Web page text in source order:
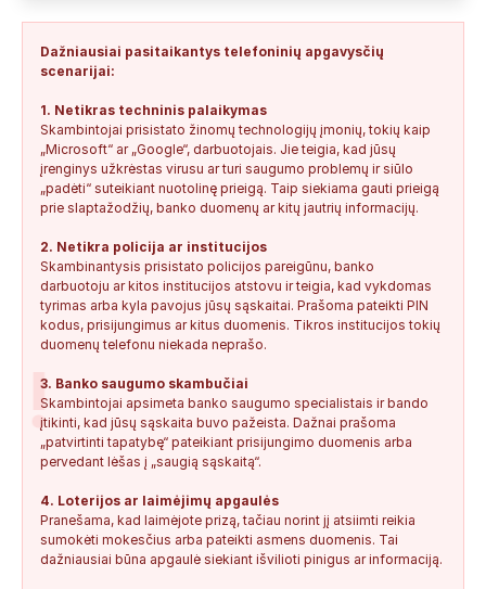
Jonas: Vivus.lt
Anonimas: Gauta SMS žinutė: " Moters neturi?
NEPATIKIMAS +37060388940 2026-08-02 0
Keista: Sukčių stacionaraus telefono numeris tiesiog Vilniaus
+37052041945 2026-08-01
!
Dažniausiai pasitaikantys telefoninių apgavysčių
scenarijai:
1. Netikras techninis palaikymas
Skambintojai prisistato žinomų technologijų įmonių, tokių kaip
„Microsoft“ ar „Google“, darbuotojais. Jie teigia, kad jūsų
įrenginys užkrėstas virusu ar turi saugumo problemų ir siūlo
„padėti“ suteikiant nuotolinę prieigą. Taip siekiama gauti prieigą
prie slaptažodžių, banko duomenų ar kitų jautrių informacijų.
2. Netikra policija ar institucijos
Skambinantysis prisistato policijos pareigūnu, banko
darbuotoju ar kitos institucijos atstovu ir teigia, kad vykdomas
tyrimas arba kyla pavojus jūsų sąskaitai. Prašoma pateikti PIN
kodus, prisijungimus ar kitus duomenis. Tikros institucijos tokių
duomenų telefonu niekada neprašo.
3. Banko saugumo skambučiai
Skambintojai apsimeta banko saugumo specialistais ir bando
įtikinti, kad jūsų sąskaita buvo pažeista. Dažnai prašoma
„patvirtinti tapatybę“ pateikiant prisijungimo duomenis arba
pervedant lėšas į „saugią sąskaitą“.
4. Loterijos ar laimėjimų apgaulės
Pranešama, kad laimėjote prizą, tačiau norint jį atsiimti reikia
sumokėti mokesčius arba pateikti asmens duomenis. Tai
dažniausiai būna apgaulė siekiant išvilioti pinigus ar informaciją.